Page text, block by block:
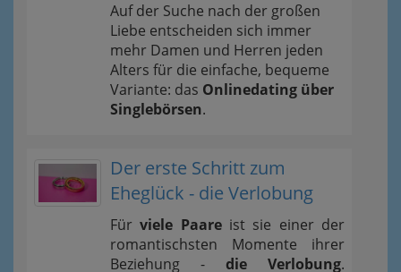
Auf der Suche nach der großen
Liebe entscheiden sich immer
mehr Damen und Herren jeden
Alters für die einfache, bequeme
Variante: das Onlinedating über
Singlebörsen.
Der erste Schritt zum
Eheglück - die Verlobung
Fürviele Paareist sie einer der
romantischsten Momente ihrer
Beziehung - die Verlobung.